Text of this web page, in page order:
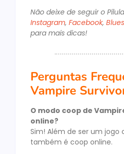
Não deixe de seguir o
Instagram, Facebook,
para mais dicas!
Perguntas
Vampire
O modo coop de
online?
Sim! Além de ser um jogo
também é coop online.